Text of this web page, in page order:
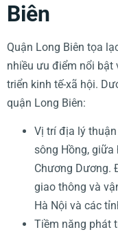
Biên
Quận Long Biên tọa
nhiều ưu điểm nổi bật
triển kinh tế-xã hội.
quận Long Biên:
Vị trí địa lý
sông Hồng, giữa
Chương Dương.
giao thông và
Hà Nội và các
Tiềm năng phát